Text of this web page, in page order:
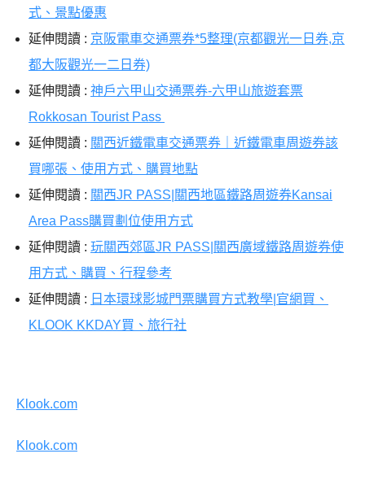
式、景點優惠
延伸閱讀 : 京阪電車交通票券*5整理(京都觀光一日券,京
都大阪觀光一二日券)
延伸閱讀 : 神戶六甲山交通票券-六甲山旅遊套票
Rokkosan Tourist Pass
延伸閱讀 : 關西近鐵電車交通票券｜近鐵電車周遊券該
買哪張、使用方式、購買地點
延伸閱讀 : 關西JR PASS|關西地區鐵路周遊券Kansai
Area Pass購買劃位使用方式
延伸閱讀 : 玩關西郊區JR PASS|關西廣域鐵路周遊券使
用方式、購買、行程參考
延伸閱讀 : 日本環球影城門票購買方式教學|官網買、
KLOOK KKDAY買、旅行社
Klook.com
Klook.com